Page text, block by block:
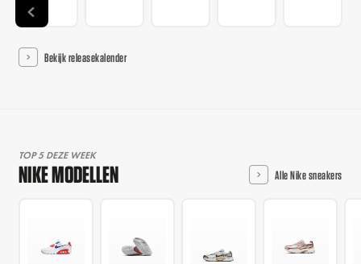
Bekijk releasekalender
TOP 5 DEZE WEEK
NIKE MODELLEN Alle Nike sneakers